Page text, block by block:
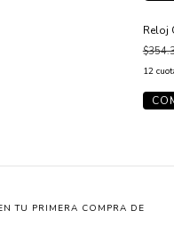
Reloj
12
TU PRIMERA COMPRA DE